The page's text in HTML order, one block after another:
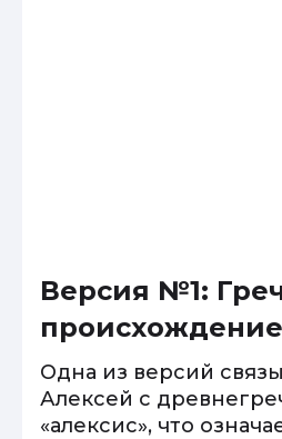
Версия №1:
происхождение
Одна из версий
Алексей с
«алексис», что